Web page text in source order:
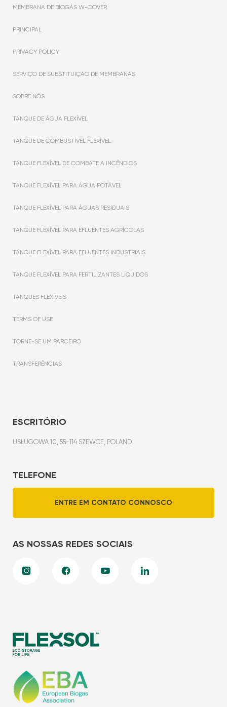
MEMBRANA DE BIOGÁS W-COVER
PRINCIPAL
PRIVACY POLICY
SERVIÇO DE SUBSTITUIÇÃO DE MEMBRANAS
SOBRE NÓS
TANQUE DE ÁGUA FLEXÍVEL
TANQUE DE COMBUSTÍVEL FLEXÍVEL
TANQUE FLEXÍVEL DE COMBATE A INCÊNDIOS
TANQUE FLEXÍVEL PARA ÁGUA POTÁVEL
TANQUE FLEXÍVEL PARA ÁGUAS RESIDUAIS
TANQUE FLEXÍVEL PARA EFLUENTES AGRÍCOLAS
TANQUE FLEXÍVEL PARA EFLUENTES INDUSTRIAIS
TANQUE FLEXÍVEL PARA FERTILIZANTES LÍQUIDOS
TANQUES FLEXÍVEIS
TERMS OF USE
TORNE-SE UM PARCEIRO
TRANSFERÊNCIAS
ESCRITÓRIO
USŁUGOWA 10, 55-114 SZEWCE, POLAND
TELEFONE
ENTRE EM CONTATO CONNOSCO
AS NOSSAS REDES SOCIAIS